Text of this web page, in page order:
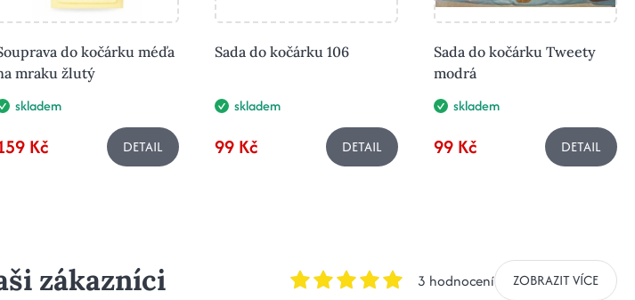
do kočárku méďa
mraku žlutý
skladem
Kč DETAIL
Sada do kočárku 106
skladem
99 Kč DETAIL
Sada do kočárku Tweety
modrá
skladem
99 Kč DETAIL
zákazníci 3 hodnocení ZOBRAZIT VÍCE